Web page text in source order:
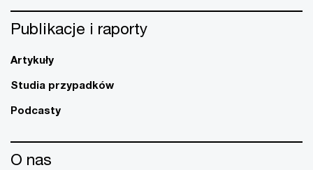
Publikacje i raporty
Artykuły
Studia przypadków
Podcasty
O nas